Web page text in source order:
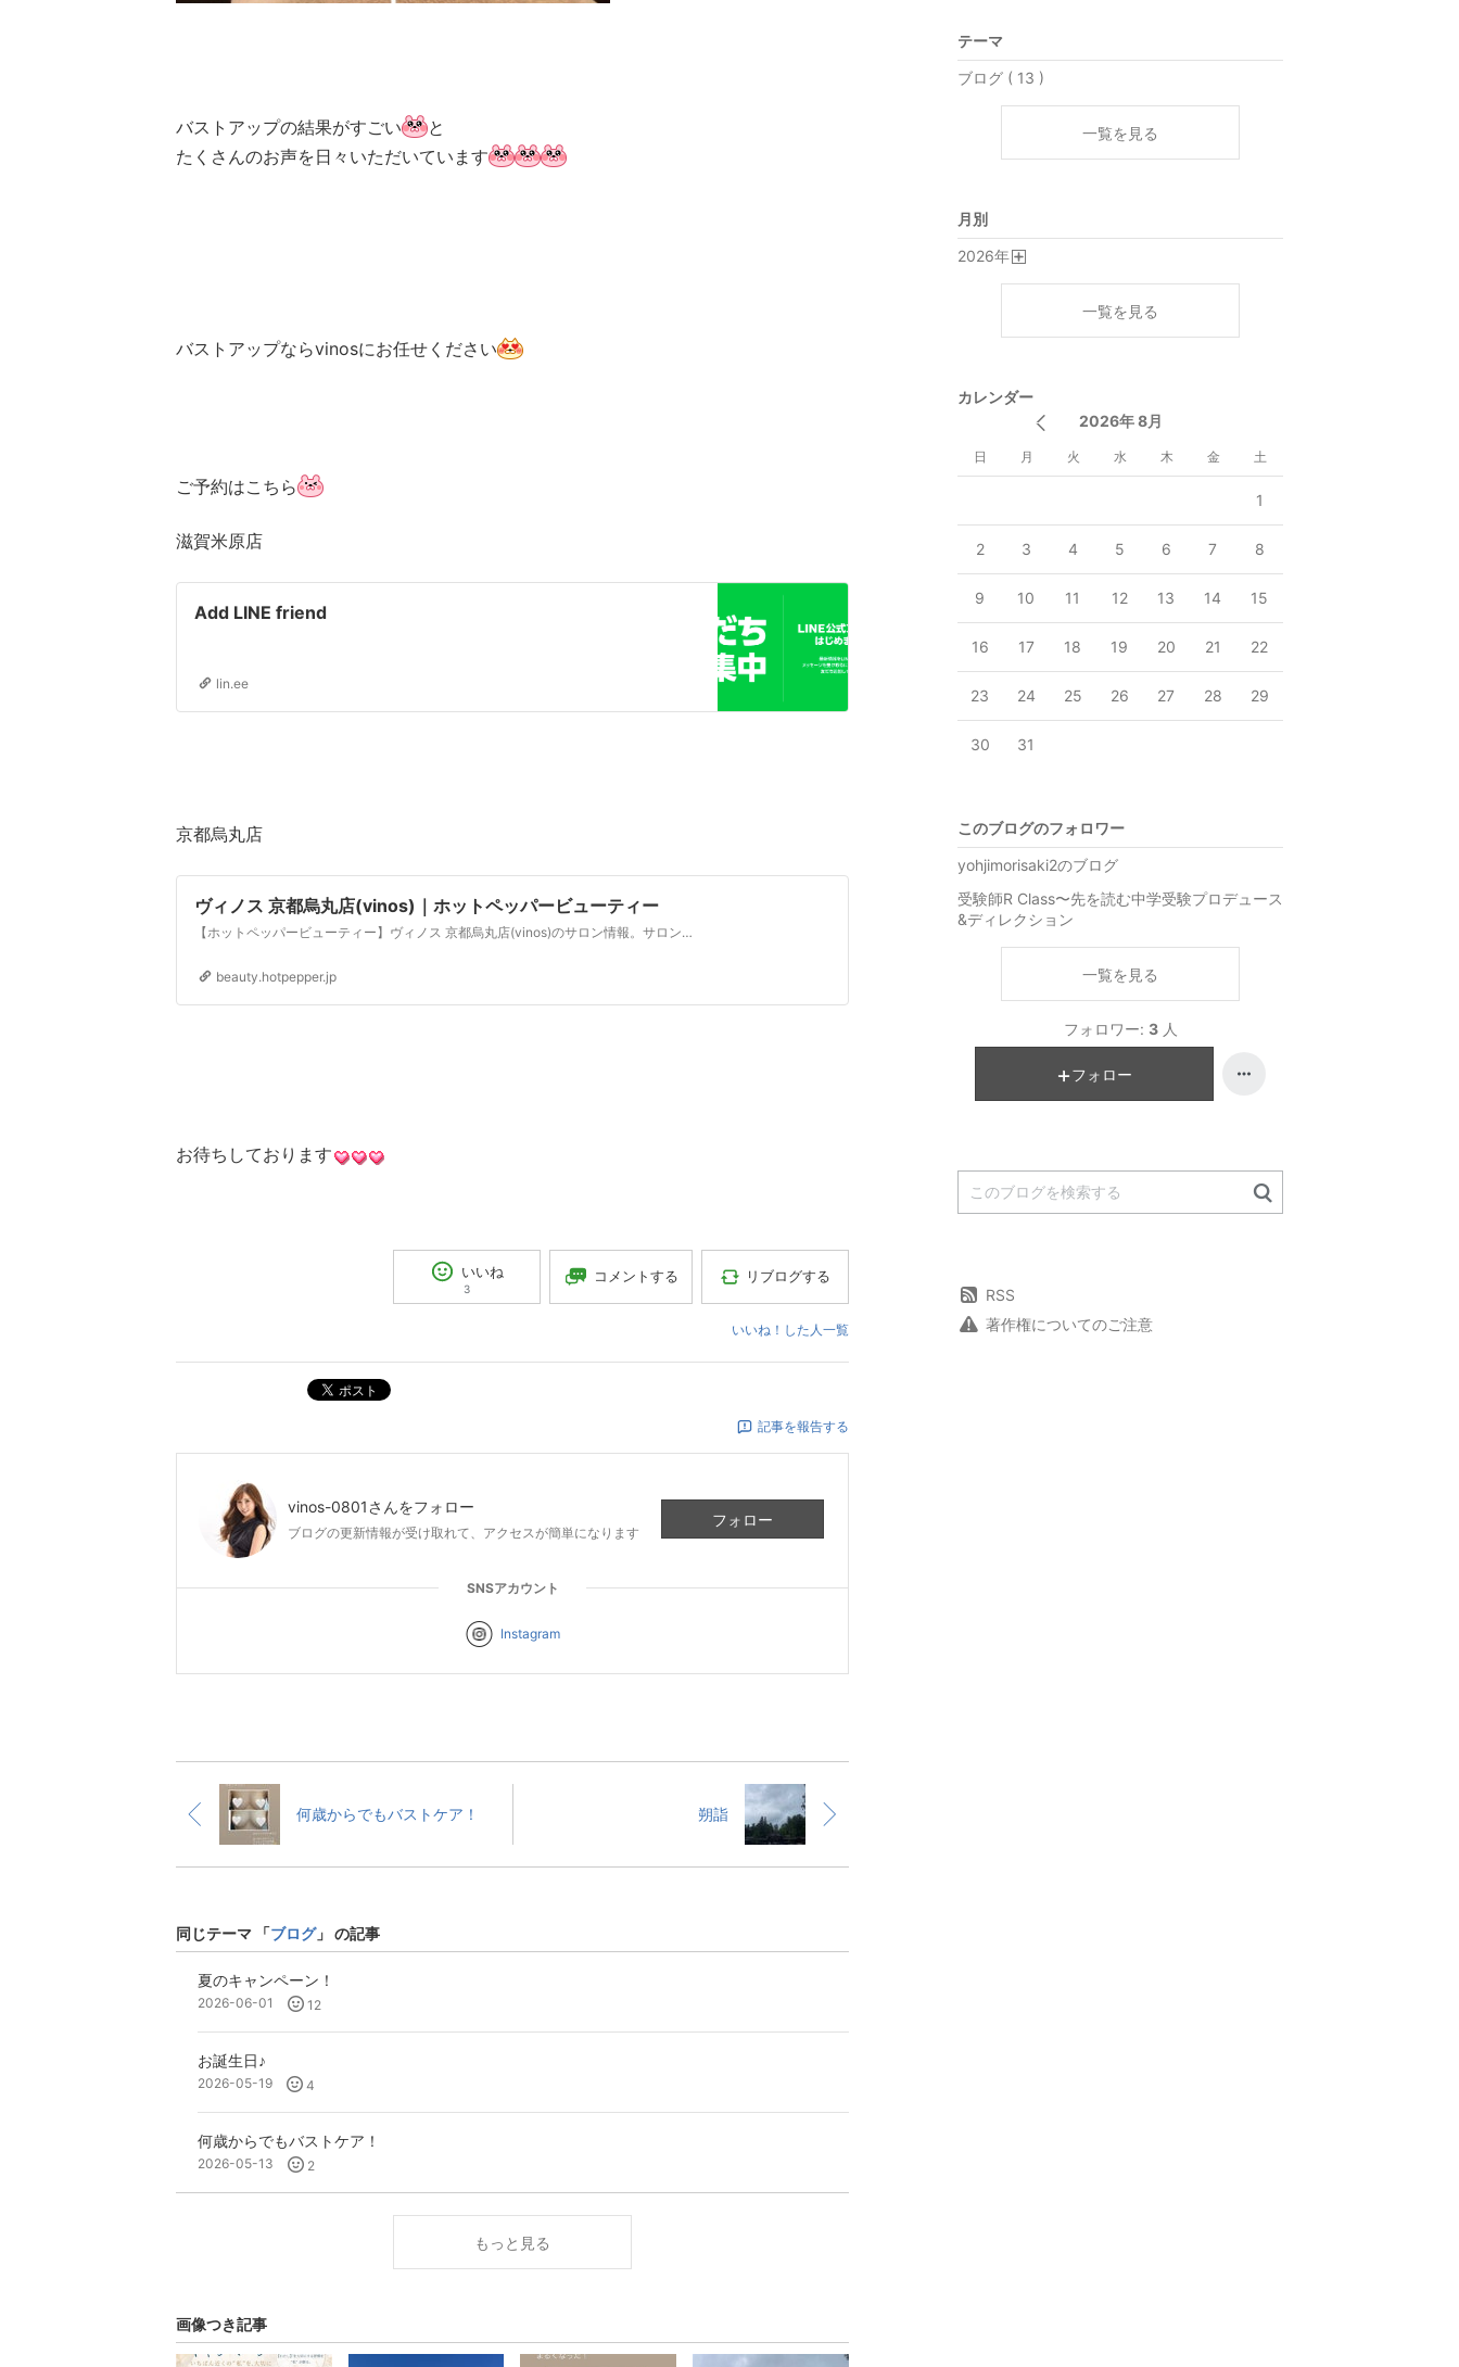
バストアップの結果がすごい
と
たくさんのお声を日々いただいています
バストアップならvinosにお任せください
ご予約はこちら
滋賀米原店
Add LINE friend
lin.ee
京都烏丸店
ヴィノス 京都烏丸店(vinos)｜ホットペッパービューティー
【ホットペッパービューティー】ヴィノス 京都烏丸店(vinos)のサロン情報。サロンの内外装、お得なクーポン、ブログ、口コミ、住所、電話番号など知りたい情報満載です。ホットペッパービューティーの２４時間いつでもOKなネット予約を活用しよう！
beauty.hotpepper.jp
お待ちしております
いいね
3
コメントする リブログする
いいね！した人一覧
ポスト
記事を報告する
vinos-0801さんをフォロー
ブログの更新情報が受け取れて、アクセスが簡単になります
フォロー
SNSアカウント
Instagram
何歳からでもバストケア！ 朔詣
同じテーマ 「ブログ」 の記事
夏のキャンペーン！
2026-06-01 12
お誕生日♪
2026-05-19 4
何歳からでもバストケア！
2026-05-13 2
もっと見る
画像つき記事
テーマ
ブログ ( 13 )
一覧を見る
月別
2026年
一覧を見る
カレンダー
2026年 8月
日 月 火 水 木 金 土
1
2 3 4 5 6 7 8
9 10 11 12 13 14 15
16 17 18 19 20 21 22
23 24 25 26 27 28 29
30 31
このブログのフォロワー
yohjimorisaki2のブログ
受験師R Class〜先を読む中学受験プロデュース
&ディレクション
一覧を見る
フォロワー: 3 人
フォロー
RSS
著作権についてのご注意